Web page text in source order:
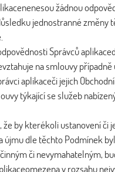
žádnou
jednostranné změny
Správců
na smlouvy
aplikaceči jejich
týkající se služeb
že by kterékoli ustanovení či
újmu dle těchto Podmínek
či nevymahatelným,
v rozsahu